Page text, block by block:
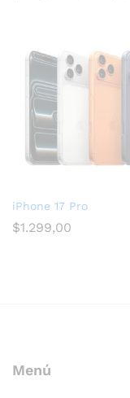
iPhone 17 Pro
$1.299,00
Menú